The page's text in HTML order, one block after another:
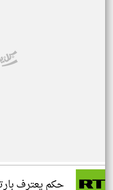
حكم يعترف